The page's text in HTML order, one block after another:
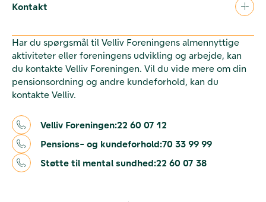
Kontakt
Har du spørgsmål til Velliv Foreningens almennyttige
aktiviteter eller foreningens udvikling og arbejde, kan
du kontakte Velliv Foreningen. Vil du vide mere om din
pensionsordning og andre kundeforhold, kan du
kontakte Velliv.
Velliv Foreningen:22 60 07 12
Pensions- og kundeforhold:70 33 99 99
Støtte til mental sundhed:22 60 07 38